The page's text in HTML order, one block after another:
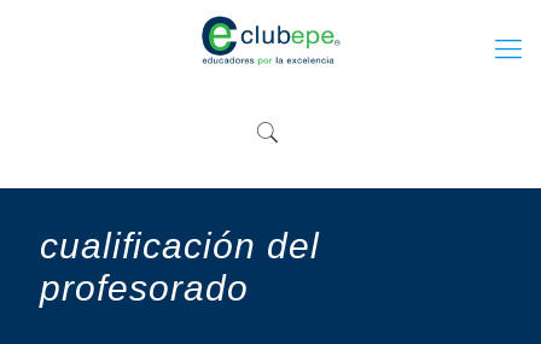
cualificación del
profesorado